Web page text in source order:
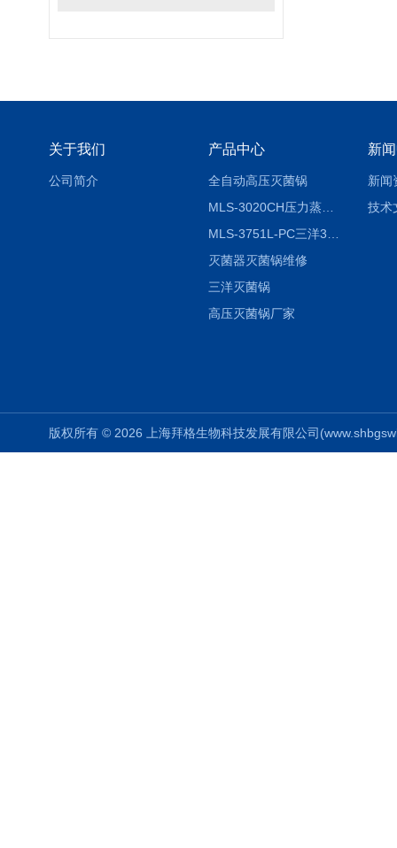
关于我们
公司简介
产品中心
全自动高压灭菌锅
MLS-3020CH压力蒸汽灭菌器
灭菌器灭菌锅维修
三洋灭菌锅
高压灭菌锅厂家
新
新闻
技术
版权所有 © 2026 上海拜格生物科技发展有限公司